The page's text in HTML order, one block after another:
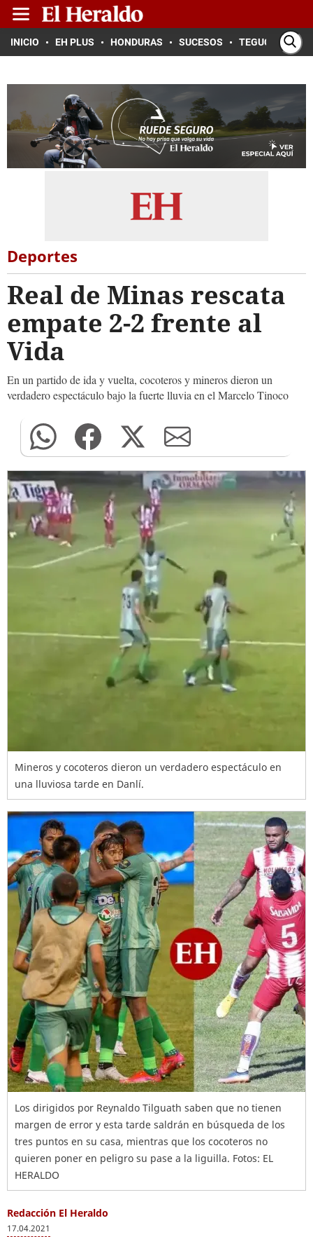
INICIO EH PLUS HONDURAS SUCESOS TEGUCIGALPA
Deportes
Real de Minas rescata
empate 2-2 frente al
Vida
En un partido de ida y vuelta, cocoteros y mineros dieron un
verdadero espectáculo bajo la fuerte lluvia en el Marcelo Tinoco
Mineros y cocoteros dieron un verdadero espectáculo en
una lluviosa tarde en Danlí.
Los dirigidos por Reynaldo Tilguath saben que no tienen
margen de error y esta tarde saldrán en búsqueda de los
tres puntos en su casa, mientras que los cocoteros no
quieren poner en peligro su pase a la liguilla. Fotos: EL
HERALDO
Redacción El Heraldo
17.04.2021